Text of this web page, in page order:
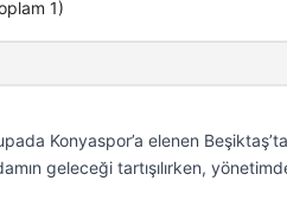
1)
Konyaspor’a elenen
geleceği tartışılırken,